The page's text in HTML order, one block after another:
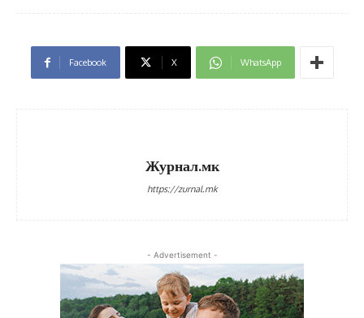
Facebook X WhatsApp
Журнал.мк
https://zurnal.mk
- Advertisement -